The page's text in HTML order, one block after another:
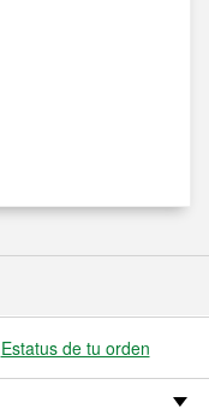
Estatus de tu orden